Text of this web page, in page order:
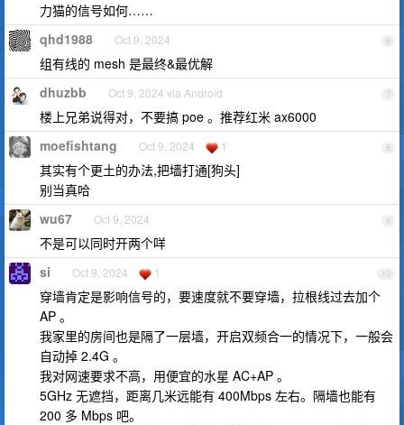
力猫的信号如何……
6
qhd1988 Oct 9, 2024
组有线的 mesh 是最终&最优解
7
dhuzbb Oct 9, 2024 via Android
楼上兄弟说得对，不要搞 poe 。推荐红米 ax6000
8
moefishtang Oct 9, 2024 1
其实有个更土的办法,把墙打通[狗头]
别当真哈
9
wu67 Oct 9, 2024
不是可以同时开两个咩
10
si Oct 9, 2024 1
穿墙肯定是影响信号的，要速度就不要穿墙，拉根线过去加个
AP 。
我家里的房间也是隔了一层墙，开启双频合一的情况下，一般会
自动掉 2.4G 。
我对网速要求不高，用便宜的水星 AC+AP 。
5GHz 无遮挡，距离几米远能有 400Mbps 左右。隔墙也能有
200 多 Mbps 吧。